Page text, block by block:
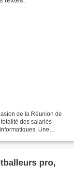
de la Réunion de
des salariés
Une
pro,